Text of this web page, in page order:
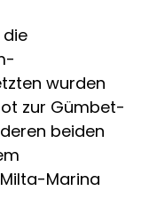
wurden
zur Gümbet-
beiden
Marina